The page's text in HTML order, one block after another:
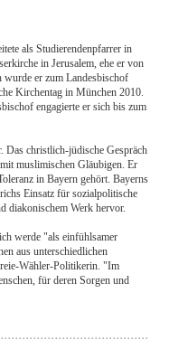
als Studierendenpfarrer in
in Jerusalem, ehe er von
er zum Landesbischof
Kirchentag in München 2010.
engagierte er sich bis zum
Das christlich-jüdische Gespräch
muslimischen Gläubigen. Er
in Bayern gehört. Bayerns
Einsatz für sozialpolitische
diakonischem Werk hervor.
werde "als einfühlsamer
aus unterschiedlichen
Wähler-Politikerin. "Im
für deren Sorgen und